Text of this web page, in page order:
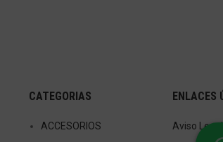
CATEGORIAS
ACCESORIOS
ENLACES
Aviso Legal